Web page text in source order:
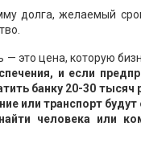
долга, желаемый
это цена, которую
и если
банку 20-30
или транспорт
найти человека